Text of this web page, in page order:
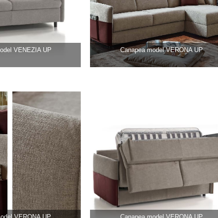
VENEZIA UP Canapea model VERONA UP